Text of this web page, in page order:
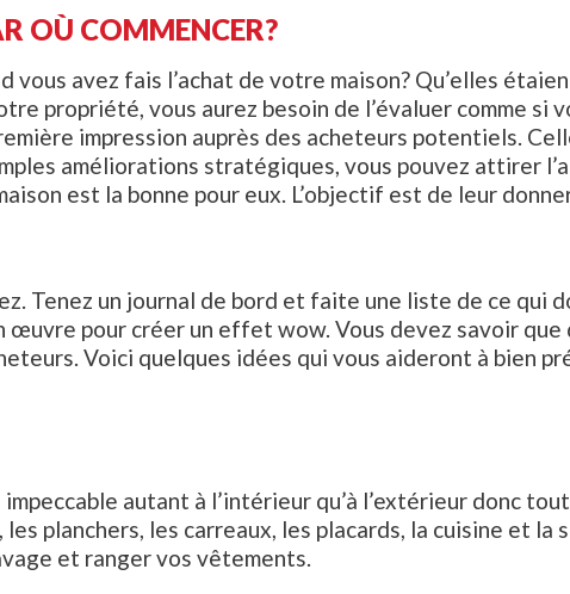
OÙ COMMENCER?
vous avez fais l’achat de votre maison? Qu’elles
propriété, vous aurez besoin de l’évaluer comme si
impression auprès des acheteurs potentiels.
améliorations stratégiques, vous pouvez attirer
est la bonne pour eux. L’objectif est de leur
Tenez un journal de bord et faite une liste de ce qui
œuvre pour créer un effet wow. Vous devez savoir
Voici quelques idées qui vous aideront à bien
autant à l’intérieur qu’à l’extérieur donc
planchers, les carreaux, les placards, la cuisine et la
et ranger vos vêtements.